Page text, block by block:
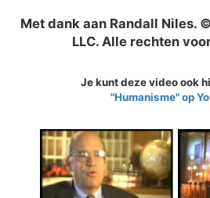
Met dank aan Randall Niles.
LLC. Alle rechten
Je kunt deze video ook
"Humanisme" op